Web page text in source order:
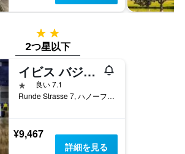
2つ星
2つ星以下
イビス バジェット ハノーヴァー Hbf
1つ星良い 7.1
Runde Strasse 7, ハノーファー, ニーダーザクセン, ドイツ
¥9,467
詳細を見る